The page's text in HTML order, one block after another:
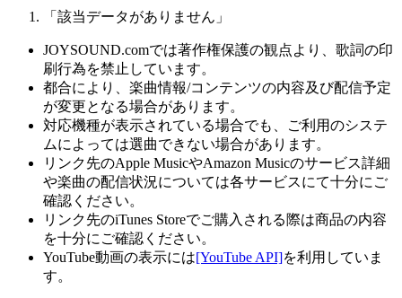
「該当データがありません」
JOYSOUND.comでは著作権保護の観点より、歌詞の印
刷行為を禁止しています。
都合により、楽曲情報/コンテンツの内容及び配信予定
が変更となる場合があります。
対応機種が表示されている場合でも、ご利用のシステ
ムによっては選曲できない場合があります。
リンク先のApple MusicやAmazon Musicのサービス詳細
や楽曲の配信状況については各サービスにて十分にご
確認ください。
リンク先のiTunes Storeでご購入される際は商品の内容
を十分にご確認ください。
YouTube動画の表示には[YouTube API]を利用していま
す。